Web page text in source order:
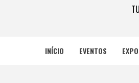
INÍCIO EVENTOS